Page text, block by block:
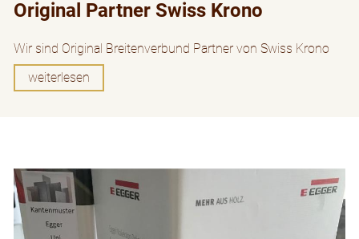
Original Partner Swiss Krono
Wir sind Original Breitenverbund Partner von Swiss Krono
weiterlesen